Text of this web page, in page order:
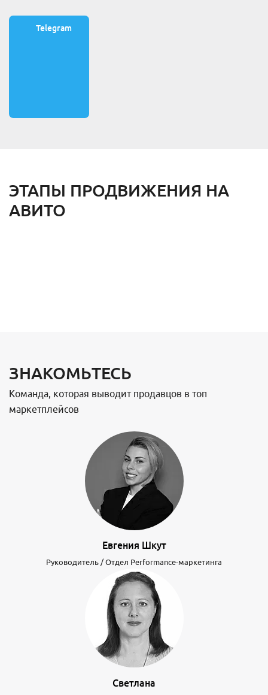
Telegram
ЭТАПЫ ПРОДВИЖЕНИЯ НА
АВИТО
ЗНАКОМЬТЕСЬ
Команда, которая выводит продавцов в топ
маркетплейсов
Евгения Шкут
Руководитель / Отдел Performance-маркетинга
Светлана